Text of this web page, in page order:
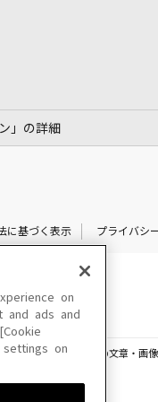
」の詳細
に基づく表示 プライバシ
に掲載されている一切の文章・画
on
and ads and
on